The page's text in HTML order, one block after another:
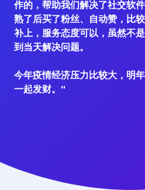
作的，帮助我们解决了社交软
熟了后买了粉丝、自动赞，比
补上，服务态度可以，虽然不
到当天解决问题。
今年疫情经济压力比较大，明
一起发财。"